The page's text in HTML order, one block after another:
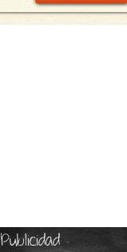
Publicidad